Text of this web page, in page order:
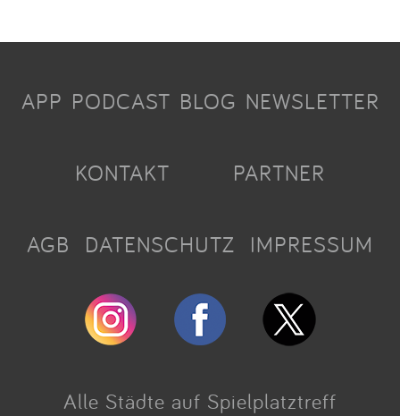
APP PODCAST BLOG NEWSLETTER
KONTAKT PARTNER
AGB DATENSCHUTZ IMPRESSUM
Alle Städte auf Spielplatztreff